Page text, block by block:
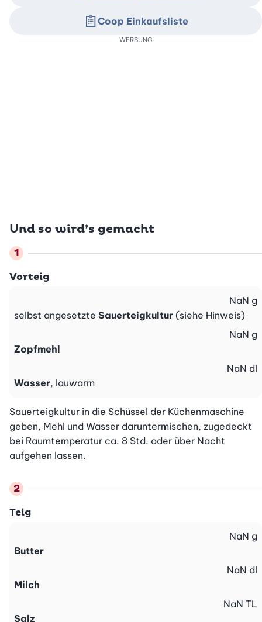
Und so wird’s gemacht
Vorteig
selbst angesetzte Sauerteigkultur (siehe Hinweis)
NaN g
Zopfmehl
NaN g
Wasser, lauwarm
NaN dl
Sauerteigkultur in die Schüssel der Küchenmaschine
geben, Mehl und Wasser daruntermischen, zugedeckt
bei Raumtemperatur ca. 8 Std. oder über Nacht
aufgehen lassen.
Teig
Butter
NaN g
Milch
NaN dl
Salz
NaN TL
Coop Einkaufsliste
WERBUNG